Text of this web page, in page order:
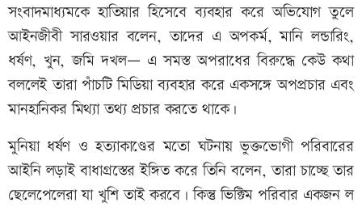
সংবাদমাধ্যমকে হাতিয়ার হিসেবে ব্যবহার করে অভিযোগ তুলে
আইনজীবী সারওয়ার বলেন, তাদের এ অপকর্ম, মানি লন্ডারিং,
ধর্ষণ, খুন, জমি দখল— এ সমস্ত অপরাধের বিরুদ্ধে কেউ কথা
বললেই তারা পাঁচটি মিডিয়া ব্যবহার করে একসঙ্গে অপপ্রচার এবং
মানহানিকর মিথ্যা তথ্য প্রচার করতে থাকে।
মুনিয়া ধর্ষণ ও হত্যাকাণ্ডের মতো ঘটনায় ভুক্তভোগী পরিবারের
আইনি লড়াই বাধাগ্রস্তের ইঙ্গিত করে তিনি বলেন, তারা চাচ্ছে তার
ছেলেপেলেরা যা খুশি তাই করবে। কিন্তু ভিক্টিম পরিবার একজন ল